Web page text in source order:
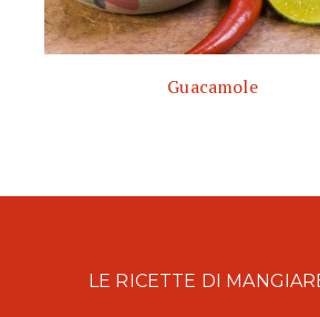
Guacamole
LE RICETTE DI